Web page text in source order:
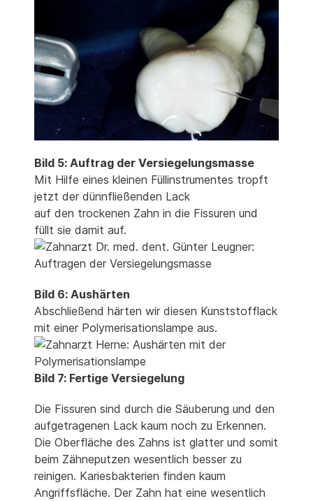
Bild 5: Auftrag der Versiegelungsmasse
Mit Hilfe eines kleinen Füllinstrumentes tropft
jetzt der dünnfließenden Lack
auf den trockenen Zahn in die Fissuren und
füllt sie damit auf.
Bild 6: Aushärten
Abschließend härten wir diesen Kunststofflack
mit einer Polymerisationslampe aus.
Bild 7: Fertige Versiegelung
Die Fissuren sind durch die Säuberung und den
aufgetragenen Lack kaum noch zu Erkennen.
Die Oberfläche des Zahns ist glatter und somit
beim Zähneputzen wesentlich besser zu
reinigen. Kariesbakterien finden kaum
Angriffsfläche. Der Zahn hat eine wesentlich